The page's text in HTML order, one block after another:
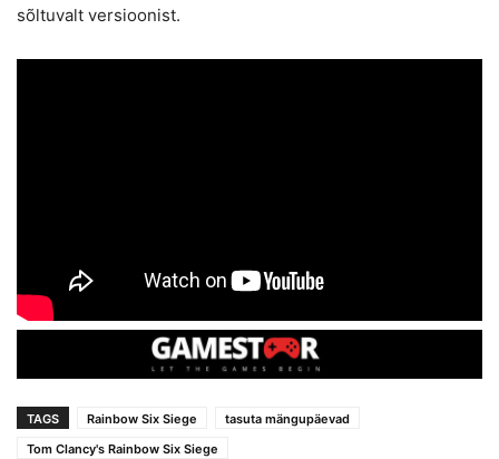
sõltuvalt versioonist.
TAGS Rainbow Six Siege
tasuta mängupäevad
Tom Clancy's Rainbow Six Siege